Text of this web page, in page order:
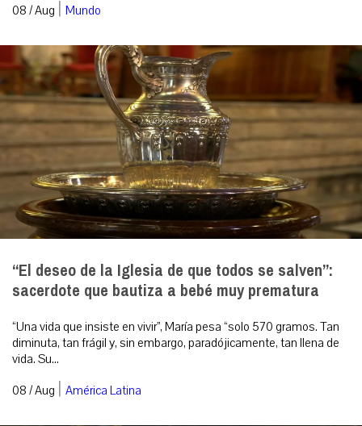
08 / Aug | Mundo
“El deseo de la Iglesia de que todos se salven”:
sacerdote que bautiza a bebé muy prematura
“Una vida que insiste en vivir”, María pesa “solo 570 gramos. Tan
diminuta, tan frágil y, sin embargo, paradójicamente, tan llena de
vida. Su...
08 / Aug | América Latina